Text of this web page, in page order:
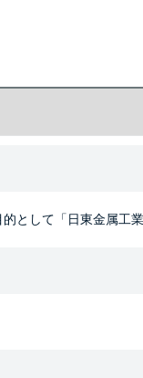
として「日東金属工